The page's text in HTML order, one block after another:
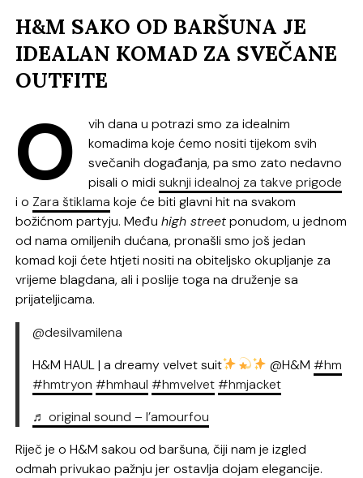
H&M SAKO OD BARŠUNA JE
IDEALAN KOMAD ZA SVEČANE
OUTFITE
O
vih dana u potrazi smo za idealnim
komadima koje ćemo nositi tijekom svih
svečanih događanja, pa smo zato nedavno
pisali o midisuknji idealnoj za takve prigode
i o Zara štiklama koje će biti glavni hit na svakom
božićnom partyju. Međuhigh streetponudom, u jednom
od nama omiljenih dućana, pronašli smo još jedan
komad koji ćete htjeti nositi na obiteljsko okupljanje za
vrijeme blagdana, ali i poslije toga na druženje sa
prijateljicama.
@desilvamilena
H&M HAUL | a dreamy velvet suit
@H&M #hm
#hmtryon #hmhaul #hmvelvet#hmjacket
♬ original sound – l’amourfou
Riječ je o H&M sakou od baršuna, čiji nam je izgled
odmah privukao pažnju jer ostavlja dojam elegancije.